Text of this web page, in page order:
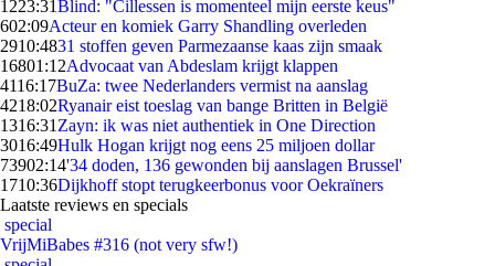
1223:31Blind: "Cillessen is momenteel mijn eerste keus"
602:09Acteur en komiek Garry Shandling overleden
2910:4831 stoffen geven Parmezaanse kaas zijn smaak
16801:12Advocaat van Abdeslam krijgt klappen
4116:17BuZa: twee Nederlanders vermist na aanslag
4218:02Ryanair eist toeslag van bange Britten in België
1316:31 Zayn: ik was niet authentiek in One Direction
3016:49Hulk Hogan krijgt nog eens 25 miljoen dollar
73902:14'34 doden, 136 gewonden bij aanslagen Brussel'
1710:36Dijkhoff stopt terugkeerbonus voor Oekraïners
Laatste reviews en specials
special
VrijMiBabes #316 (not very sfw!)